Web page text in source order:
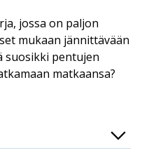
jossa on paljon
mukaan jännittävään
suosikki pentujen
matkaansa?